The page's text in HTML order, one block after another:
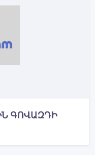
ԳՈՎԱԶԴԻ